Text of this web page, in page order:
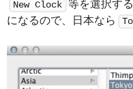
New Clock 等を選択す
になるので、日本なら